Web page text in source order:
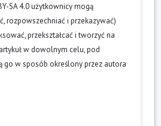
SA 4.0 użytkownicy mogą
rozpowszechniać i przekazywać)
przekształcać i tworzyć na
w dowolnym celu, pod
go w sposób określony przez autora